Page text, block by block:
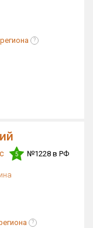
?
5 №1228 в РФ
?